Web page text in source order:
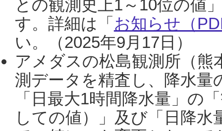
との観測史上1～10位の値
す。詳細は「 お知らせ（
い。（2025年9月17日）
アメダスの松島観測所（熊
測データを精査し、降水
「日最大1時間降水量」の
しての値）」及び「日降